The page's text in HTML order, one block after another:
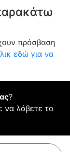
πρόσβαση
εδώ για να
?
να λάβετε το